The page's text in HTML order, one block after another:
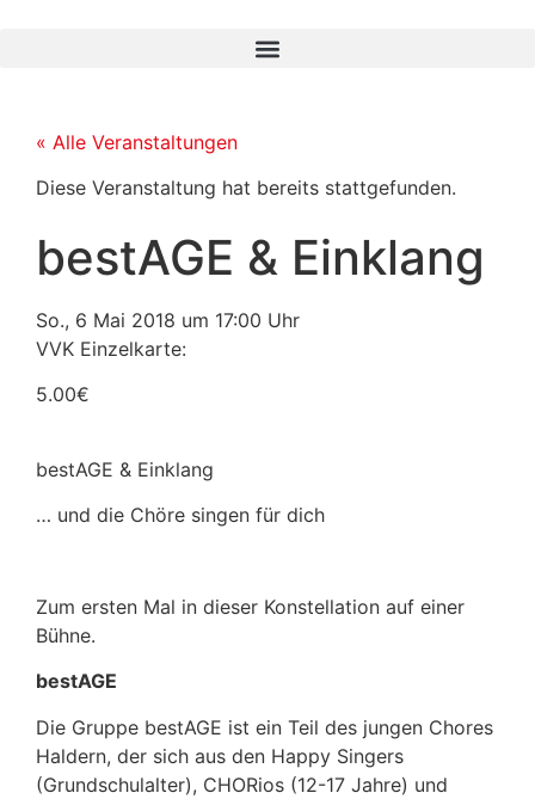
« Alle Veranstaltungen
Diese Veranstaltung hat bereits stattgefunden.
bestAGE & Einklang
So., 6 Mai 2018 um 17:00 Uhr
VVK Einzelkarte:
5.00€
bestAGE & Einklang
… und die Chöre singen für dich
Zum ersten Mal in dieser Konstellation auf einer
Bühne.
bestAGE
Die Gruppe bestAGE ist ein Teil des jungen Chores
Haldern, der sich aus den Happy Singers
(Grundschulalter), CHORios (12-17 Jahre) und